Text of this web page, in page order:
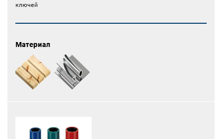
ключей
Материал